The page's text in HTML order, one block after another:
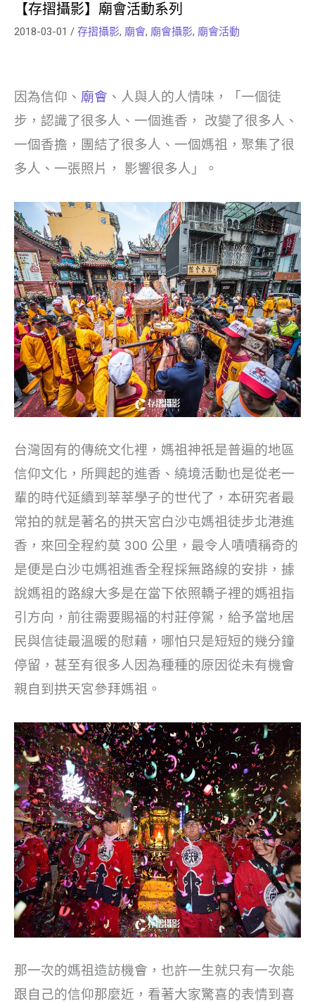
【存摺攝影】廟會活動系列
2018-03-01 / 存摺攝影, 廟會, 廟會攝影, 廟會活動
因為信仰、 廟會 、人與人的人情味，「一個徒
步，認識了很多人、一個進香， 改變了很多人、
一個香擔，團結了很多人、一個媽祖，聚集了很
多人、一張照片， 影響很多人」。
台灣固有的傳統文化裡，媽祖神祇是普遍的地區
信仰文化，所興起的進香、繞境活動也是從老一
輩的時代延續到莘莘學子的世代了，本研究者最
常拍的就是著名的拱天宮白沙屯媽祖徒步北港進
香，來回全程約莫 300 公里，最令人嘖嘖稱奇的
是便是白沙屯媽祖進香全程採無路線的安排，據
說媽祖的路線大多是在當下依照轎子裡的媽祖指
引方向，前往需要賜福的村莊停駕，給予當地居
民與信徒最溫暖的慰藉，哪怕只是短短的幾分鐘
停留，甚至有很多人因為種種的原因從未有機會
親自到拱天宮參拜媽祖。
那一次的媽祖造訪機會，也許一生就只有一次能
跟自己的信仰那麼近，看著大家驚喜的表情到喜